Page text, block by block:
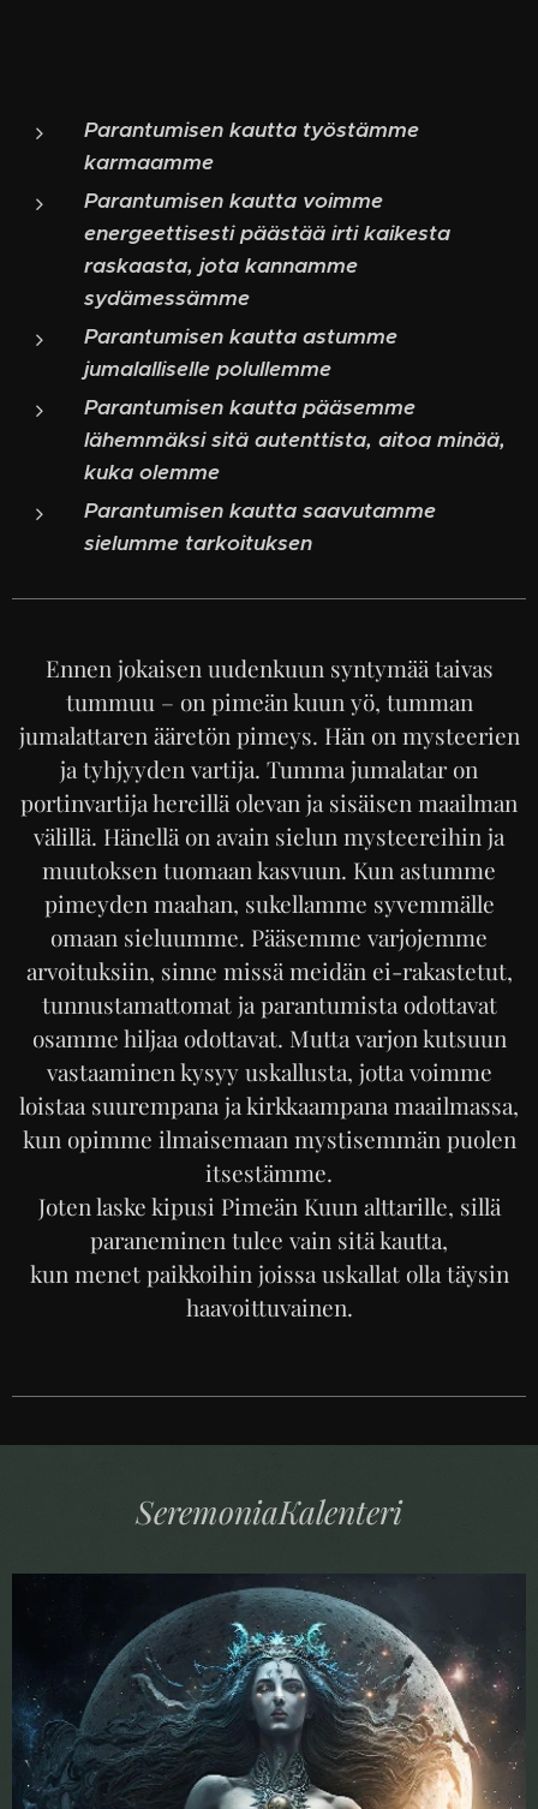
Parantumisen kautta työstämme
karmaamme
Parantumisen kautta voimme
energeettisesti päästää irti kaikesta
raskaasta, jota kannamme
sydämessämme
Parantumisen kautta astumme
jumalalliselle polullemme
Parantumisen kautta pääsemme
lähemmäksi sitä autenttista, aitoa minää,
kuka olemme
Parantumisen kautta saavutamme
sielumme tarkoituksen
Ennen jokaisen uudenkuun syntymää taivas
tummuu – on pimeän kuun yö, tumman
jumalattaren ääretön pimeys. Hän on mysteerien
ja tyhjyyden vartija. Tumma jumalatar on
portinvartija hereillä olevan ja sisäisen maailman
välillä. Hänellä on avain sielun mysteereihin ja
muutoksen tuomaan kasvuun. Kun astumme
pimeyden maahan, sukellamme syvemmälle
omaan sieluumme. Pääsemme varjojemme
arvoituksiin, sinne missä meidän ei-rakastetut,
tunnustamattomat ja parantumista odottavat
osamme hiljaa odottavat. Mutta varjon kutsuun
vastaaminen kysyy uskallusta, jotta voimme
loistaa suurempana ja kirkkaampana maailmassa,
kun opimme ilmaisemaan mystisemmän puolen
itsestämme.
Joten laske kipusi Pimeän Kuun alttarille, sillä
paraneminen tulee vain sitä kautta,
kun menet paikkoihin joissa uskallat olla täysin
haavoittuvainen.
SeremoniaKalenteri